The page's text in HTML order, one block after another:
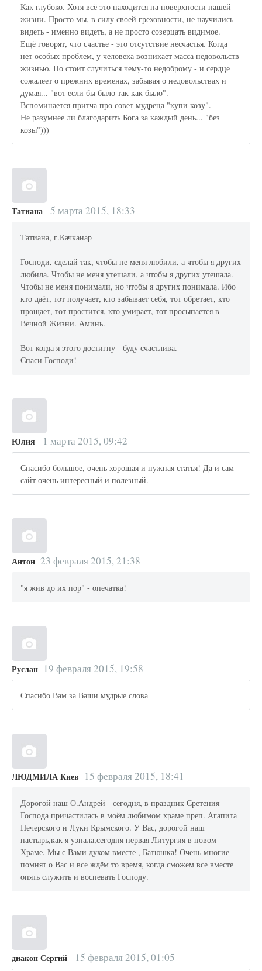
Как глубоко. Хотя всё это находится на поверхности нашей
жизни. Просто мы, в силу своей греховности, не научились
видеть - именно видеть, а не просто созерцать видимое.
Ещё говорят, что счастье - это отсутствие несчастья. Когда
нет особых проблем, у человека возникает масса недовольств
жизнью. Но стоит случиться чему-то недоброму - и сердце
сожалеет о прежних временах, забывая о недовольствах и
думая... "вот если бы было так как было".
Вспоминается притча про совет мудреца "купи козу".
Не разумнее ли благодарить Бога за каждый день... "без
козы")))
Татиана 5 марта 2015, 18:33
Татиана, г.Качканар
Господи, сделай так, чтобы не меня любили, а чтобы я других
любила. Чтобы не меня утешали, а чтобы я других утешала.
Чтобы не меня понимали, но чтобы я других понимала. Ибо
кто даёт, тот получает, кто забывает себя, тот обретает, кто
прощает, тот простится, кто умирает, тот просыпается в
Вечной Жизни. Аминь.
Вот когда я этого достигну - буду счастлива.
Спаси Господи!
Юлия 1 марта 2015, 09:42
Спасибо большое, очень хорошая и нужная статья! Да и сам
сайт очень интересный и полезный.
Антон 23 февраля 2015, 21:38
"я жив до их пор" - опечатка!
Руслан 19 февраля 2015, 19:58
Спасибо Вам за Ваши мудрые слова
ЛЮДМИЛА Киев 15 февраля 2015, 18:41
Дорогой наш О.Андрей - сегодня, в праздник Сретения
Господа причастилась в моём любимом храме преп. Агапита
Печерского и Луки Крымского. У Вас, дорогой наш
пастырь,как я узнала,сегодня первая Литургия в новом
Храме. Мы с Вами духом вместе , Батюшка! Очень многие
помнят о Вас и все ждём то время, когда сможем все вместе
опять служить и воспевать Господу.
диакон Сергий 15 февраля 2015, 01:05